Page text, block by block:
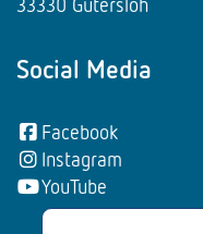
Social Media
Facebook
Instagram
YouTube